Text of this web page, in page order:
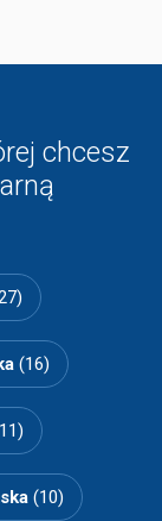
chcesz
(16)
(10)